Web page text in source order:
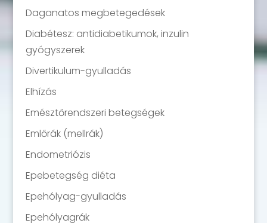
Daganatos megbetegedések
Diabétesz: antidiabetikumok, inzulin
gyógyszerek
Divertikulum-gyulladás
Elhízás
Emésztőrendszeri betegségek
Emlőrák (mellrák)
Endometriózis
Epebetegség diéta
Epehólyag-gyulladás
Epehólyagrák